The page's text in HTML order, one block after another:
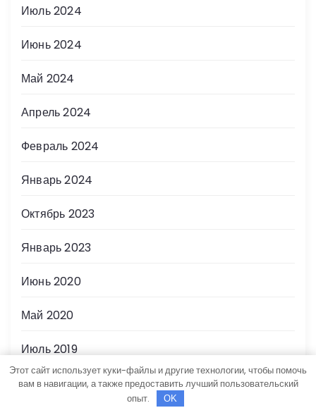
Июль 2024
Июнь 2024
Май 2024
Апрель 2024
Февраль 2024
Январь 2024
Октябрь 2023
Январь 2023
Июнь 2020
Май 2020
Июль 2019
Этот сайт использует куки-файлы и другие технологии, чтобы помочь
вам в навигации, а также предоставить лучший пользовательский
опыт.
OK